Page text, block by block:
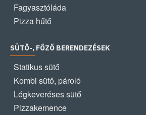
Fagyasztóláda
Pizza hűtő
SÜTŐ-, FŐZŐ BERENDEZÉSEK
Statikus sütő
Kombi sütő, pároló
Légkeveréses sütő
Pizzakemence